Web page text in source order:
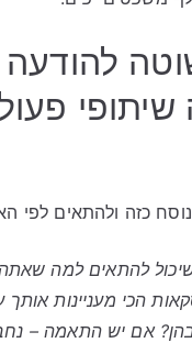
להודעה
כזה ולהתאים לפי
שיכול להתאים למה
הכי מעניינות
אם יש התאמה –